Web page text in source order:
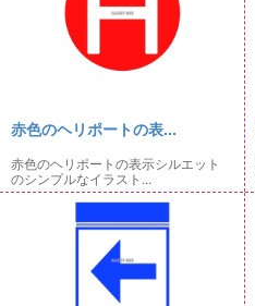
赤色のヘリポートの表...
赤色のヘリポートの表示シルエット
のシンプルなイラスト...